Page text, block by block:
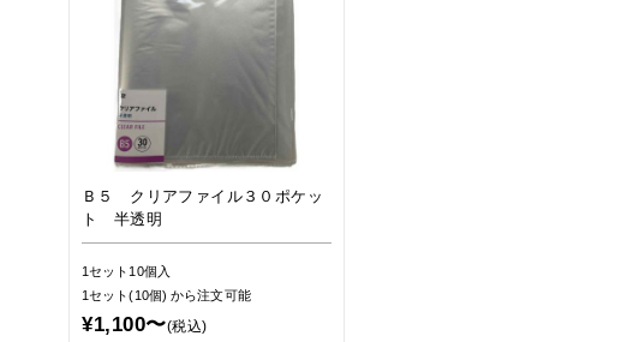
Ｂ５ クリアファイル３０ポケッ
ト 半透明
1セット10個入
1セット(10個)から注文可能
¥1,100〜(税込)